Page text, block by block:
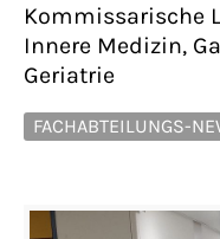
Kommissarische
Innere Medizin,
Geriatrie
FACHABTEILUNGS-